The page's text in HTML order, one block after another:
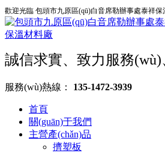
歡迎光臨 包頭市九原區(qū)白音席勒辦事處泰祥保
誠信求實、致力服務
服務(wù)熱線： 135-1472-3939
首頁
關(guān)于我們
主營產(chǎn)品
擠塑板